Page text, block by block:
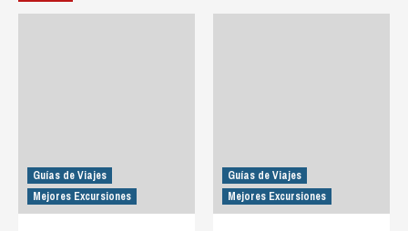
Guías de Viajes
Mejores Excursiones
Guías de Viajes
Mejores Excursiones